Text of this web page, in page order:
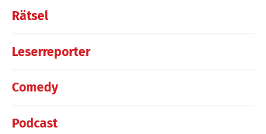
Rätsel
Leserreporter
Comedy
Podcast